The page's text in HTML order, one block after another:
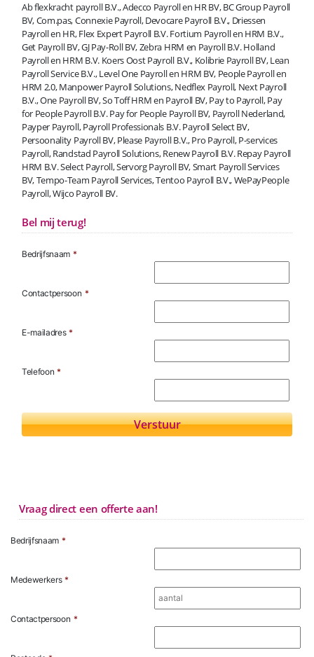
Ab flexkracht payroll B.V., Adecco Payroll en HR BV, BC Group Payroll
BV, Com.pas, Connexie Payroll, Devocare Payroll B.V., Driessen
Payroll en HR, Flex Expert Payroll B.V. Fortium Payroll en HRM B.V.,
Get Payroll BV, GJ Pay-Roll BV, Zebra HRM en Payroll B.V. Holland
Payroll en HRM B.V. Koers Oost Payroll B.V., Kolibrie Payroll BV, Lean
Payroll Service B.V., Level One Payroll en HRM BV, People Payroll en
HRM 2.0, Manpower Payroll Solutions, Nedflex Payroll, Next Payroll
B.V., One Payroll BV, So Toff HRM en Payroll BV, Pay to Payroll, Pay
for People Payroll B.V. Pay for People Payroll BV, Payroll Nederland,
Payper Payroll, Payroll Professionals B.V. Payroll Select BV,
Persoonality Payroll BV, Please Payroll B.V., Pro Payroll, P-services
Payroll, Randstad Payroll Solutions, Renew Payroll B.V. Repay Payroll
HRM B.V. Select Payroll, Servorg Payroll BV, Smart Payroll Services
BV, Tempo-Team Payroll Services, Tentoo Payroll B.V., WePayPeople
Payroll, Wijco Payroll BV.
Bel mij terug!
Bedrijfsnaam *
Contactpersoon *
E-mailadres *
Telefoon *
Vraag direct een offerte aan!
Bedrijfsnaam *
Medewerkers *
Contactpersoon *